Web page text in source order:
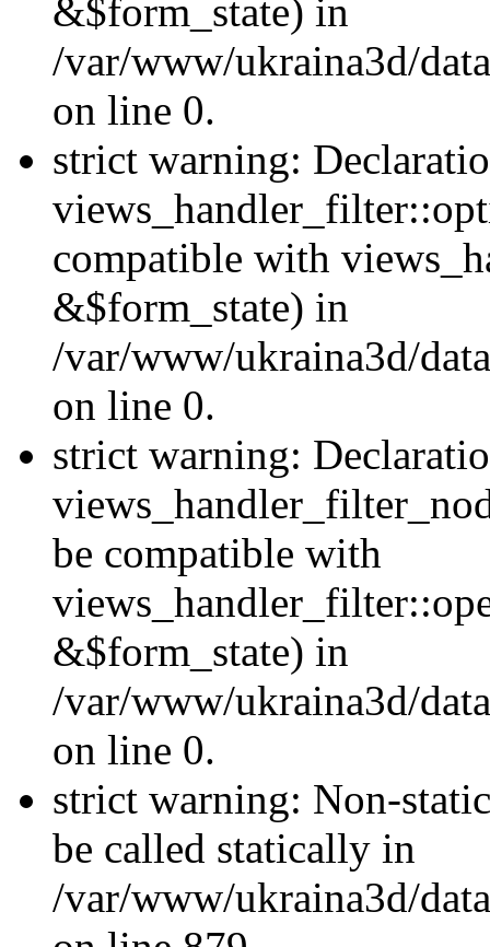
&$form_state) in
/var/www/ukraina3d/
on line 0.
strict warning:
compatible with
&$form_state) in
/var/www/ukraina3d/
on line 0.
strict warning:
be compatible with
&$form_state) in
/var/www/ukraina3d/
on line 0.
strict warning: Non-
be called statically in
/var/www/ukraina3d/